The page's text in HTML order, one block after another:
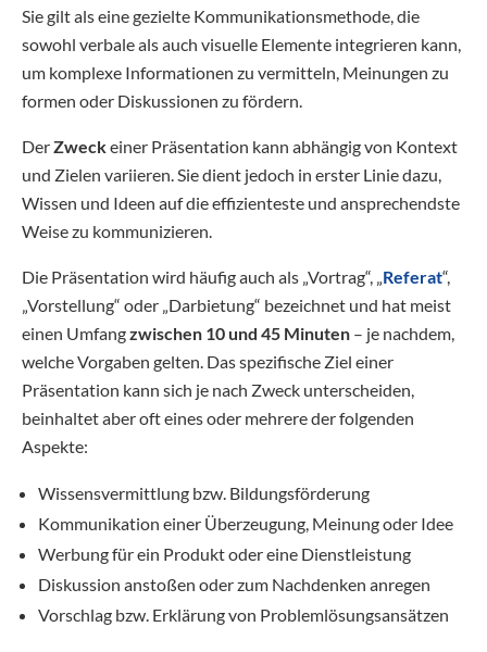
Sie gilt als eine gezielte Kommunikationsmethode, die
sowohl verbale als auch visuelle Elemente integrieren kann,
um komplexe Informationen zu vermitteln, Meinungen zu
formen oder Diskussionen zu fördern.
DerZweckeiner Präsentation kann abhängig von Kontext
und Zielen variieren. Sie dient jedoch in erster Linie dazu,
Wissen und Ideen auf die effizienteste und ansprechendste
Weise zu kommunizieren.
Die Präsentation wird häufig auch als „Vortrag“, „Referat“,
„Vorstellung“ oder „Darbietung“ bezeichnet und hat meist
einen Umfangzwischen 10 und 45 Minuten – je nachdem,
welche Vorgaben gelten. Das spezifische Ziel einer
Präsentation kann sich je nach Zweck unterscheiden,
beinhaltet aber oft eines oder mehrere der folgenden
Aspekte:
Wissensvermittlung bzw. Bildungsförderung
Kommunikation einer Überzeugung, Meinung oder Idee
Werbung für ein Produkt oder eine Dienstleistung
Diskussion anstoßen oder zum Nachdenken anregen
Vorschlag bzw. Erklärung von Problemlösungsansätzen